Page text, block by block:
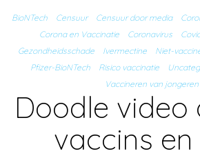
BioNTech Censuur Censuur door media
Corona en Vaccinatie
Coronavirus
Gezondheidsschade
Ivermectine Niet-
Pfizer-BioNTech
Risico vaccinatie
Vaccineren van jongeren
Doodle video
vaccins en